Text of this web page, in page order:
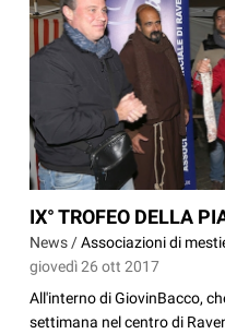
IX° TROFEO DELLA
News /Associazioni di
giovedì 26 ott 2017
All'interno di GiovinBacco,
settimana nel centro di